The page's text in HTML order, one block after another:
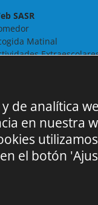
SASR
Matinal
de analítica
en nuestra
el botón